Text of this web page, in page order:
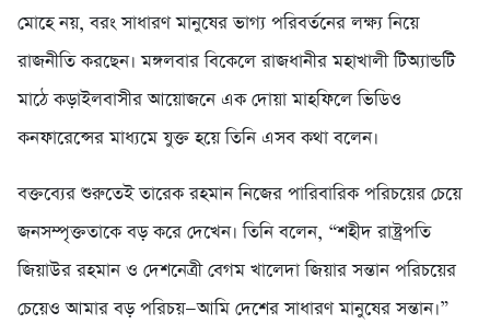
মোহে নয়, বরং সাধারণ মানুষের ভাগ্য পরিবর্তনের লক্ষ্য নিয়ে
রাজনীতি করছেন। মঙ্গলবার বিকেলে রাজধানীর মহাখালী টিঅ্যান্ডটি
মাঠে কড়াইলবাসীর আয়োজনে এক দোয়া মাহফিলে ভিডিও
কনফারেন্সের মাধ্যমে যুক্ত হয়ে তিনি এসব কথা বলেন।
বক্তব্যের শুরুতেই তারেক রহমান নিজের পারিবারিক পরিচয়ের চেয়ে
জনসম্পৃক্ততাকে বড় করে দেখেন। তিনি বলেন, “শহীদ রাষ্ট্রপতি
জিয়াউর রহমান ও দেশনেত্রী বেগম খালেদা জিয়ার সন্তান পরিচয়ের
চেয়েও আমার বড় পরিচয়—আমি দেশের সাধারণ মানুষের সন্তান।”